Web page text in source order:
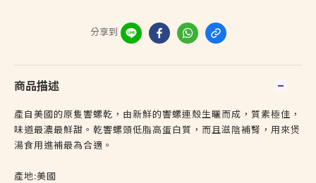
分享到
商品描述
產自美國的原隻響螺乾，由新鮮的響螺連殼生曬而成，質素極佳，
味道最濃最鮮甜。乾響螺頭低脂高蛋白質，而且滋陰補腎，用來煲
湯食用進補最為合適。
產地:美國